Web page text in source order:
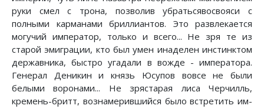
руки смел с трона, позволив убратьсявосвояси с
полными карманами бриллиантов. Это развлекается
могучий император, только и всего... Не зря те из
старой эмиграции, кто был умен инаделен инстинктом
державника, быстро угадали в вожде - императора.
Генерал Деникин и князь Юсупов вовсе не были
белыми воронами... Не зрястарая лиса Черчилль,
кремень-бритт, вознамерившийся было встретить им-